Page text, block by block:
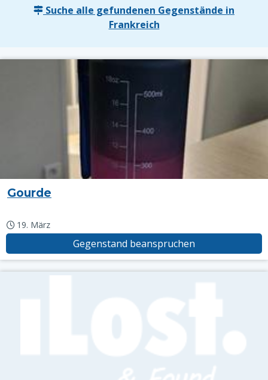
Suche alle gefundenen Gegenstände in
Frankreich
Gourde
19. März
Gegenstand beanspruchen